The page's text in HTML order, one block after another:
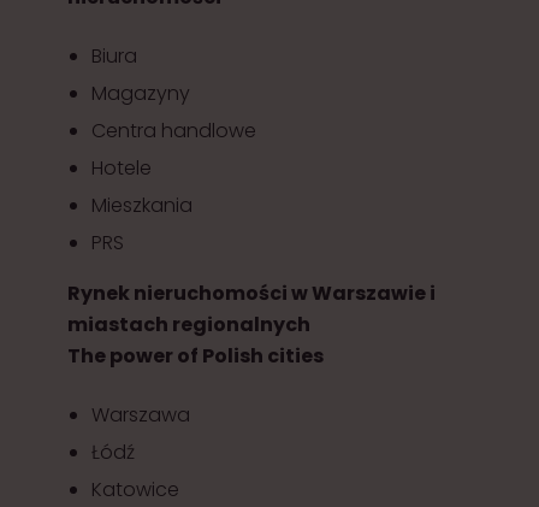
Biura
Magazyny
Centra handlowe
Hotele
Mieszkania
PRS
Rynek nieruchomości w Warszawie i
miastach regionalnych
The power of Polish cities
Warszawa
Łódź
Katowice